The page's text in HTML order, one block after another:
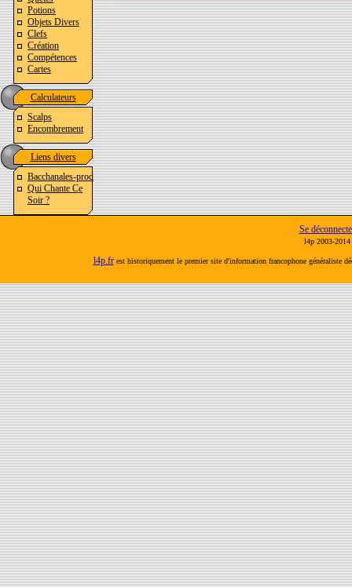
Potions
Objets Divers
Clefs
Création
Compétences
Cartes
Calculateurs
Scalps
Encombrement
Liens divers
Bacchanales-prod
Qui Chante Ce
Soir ?
Se
l4p 2003-
l4p.frest historiquement le premier site d'information francophone généraliste